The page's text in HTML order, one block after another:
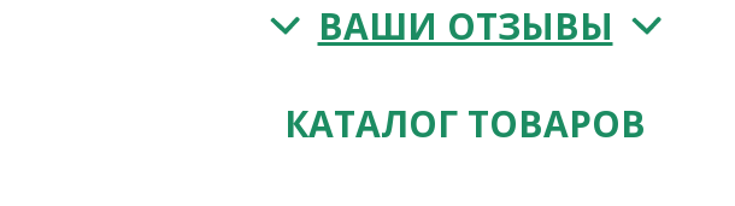
ВАШИ ОТЗЫВЫ
КАТАЛОГ ТОВАРОВ